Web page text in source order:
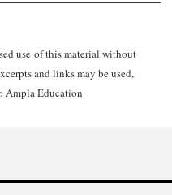
use of this material without
and links may be used,
Ampla Education